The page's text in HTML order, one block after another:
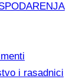
i rasadnici